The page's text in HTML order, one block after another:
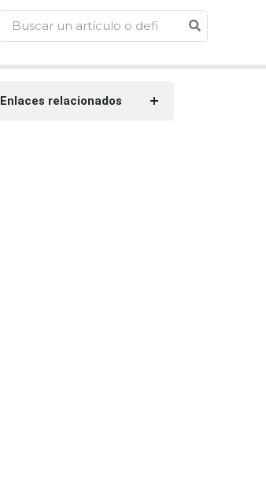
Enlaces relacionados